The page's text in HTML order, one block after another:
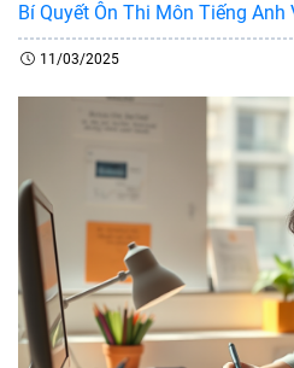
Bí Quyết Ôn Thi Môn Tiếng Anh
11/03/2025